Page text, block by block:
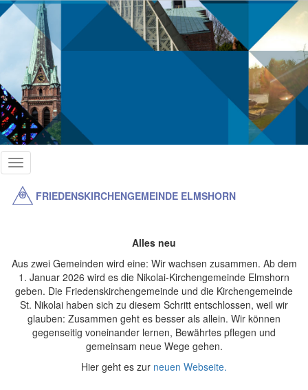
Direkt
zum
Toggle
navigation
FRIEDENSKIRCHENGEMEINDE ELMSHORN
Alles neu
Aus zwei Gemeinden wird eine: Wir wachsen zusammen. Ab dem
1. Januar 2026 wird es die Nikolai-Kirchengemeinde Elmshorn
geben. Die Friedenskirchengemeinde und die Kirchengemeinde
St. Nikolai haben sich zu diesem Schritt entschlossen, weil wir
glauben: Zusammen geht es besser als allein. Wir können
gegenseitig voneinander lernen, Bewährtes pflegen und
gemeinsam neue Wege gehen.
Hier geht es zur neuen Webseite.